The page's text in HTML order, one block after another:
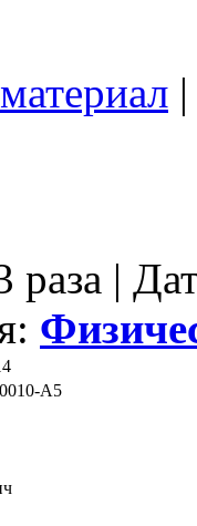
раза |
А5